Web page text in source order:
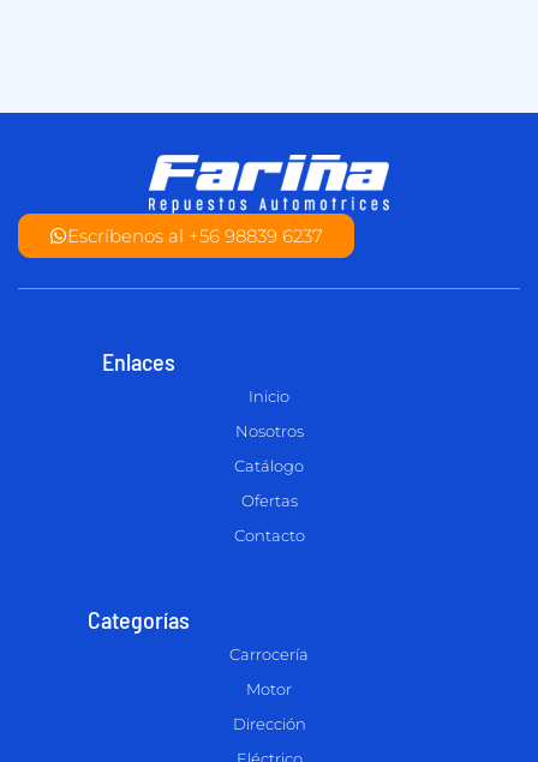
Escríbenos al +56 98839 6237
Enlaces
Inicio
Nosotros
Catálogo
Ofertas
Contacto
Categorías
Carrocería
Motor
Dirección